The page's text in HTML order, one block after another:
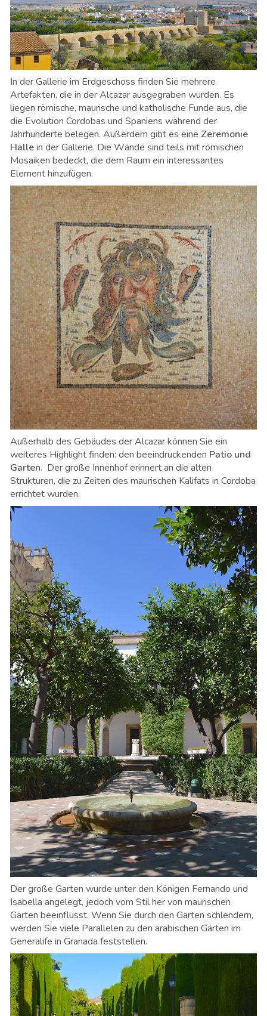
In der Gallerie im Erdgeschoss finden Sie mehrere
Artefakten, die in der Alcazar ausgegraben wurden. Es
liegen römische, maurische und katholische Funde aus, die
die Evolution Cordobas und Spaniens während der
Jahrhunderte belegen. Außerdem gibt es eine Zeremonie
Hallein der Gallerie. Die Wände sind teils mit römischen
Mosaiken bedeckt, die dem Raum ein interessantes
Element hinzufügen.
Außerhalb des Gebäudes der Alcazar können Sie ein
weiteres Highlight finden: den beeindruckenden Patio und
Garten. Der große Innenhof erinnert an die alten
Strukturen, die zu Zeiten des maurischen Kalifats in Cordoba
errichtet wurden.
Der große Garten wurde unter den Königen Fernando und
Isabella angelegt, jedoch vom Stil her von maurischen
Gärten beeinflusst. Wenn Sie durch den Garten schlendern,
werden Sie viele Parallelen zu den arabischen Gärten im
Generalife in Granada feststellen.